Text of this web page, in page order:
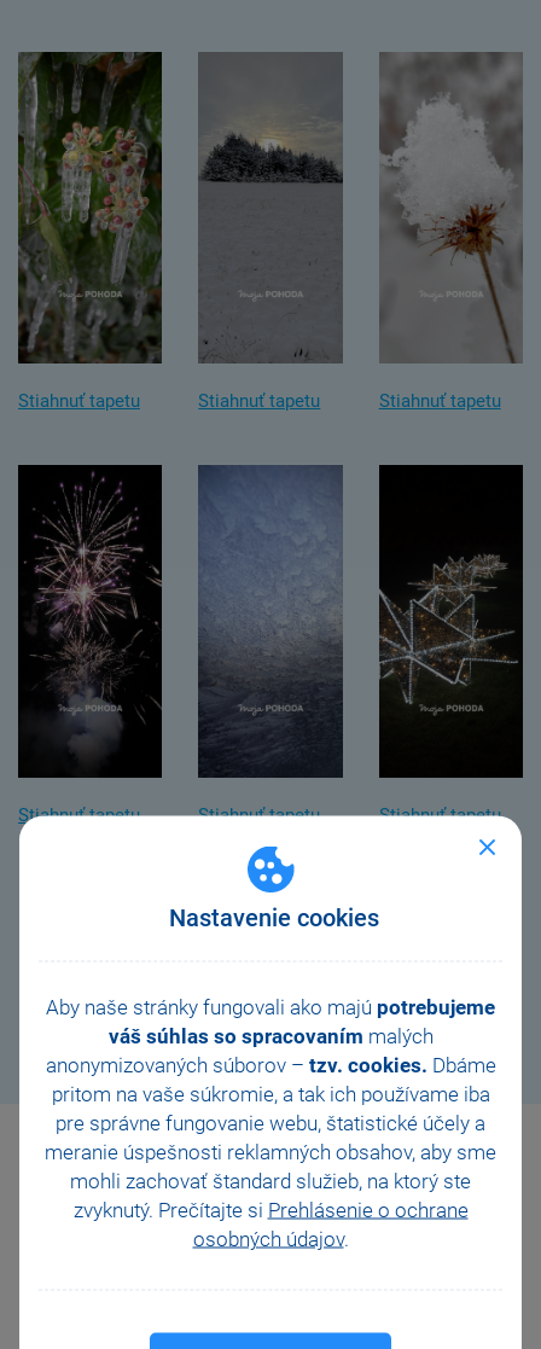
Nastavenie cookies
Aby naše stránky fungovali ako majú potrebujeme
váš súhlas so spracovaním malých
anonymizovaných súborov – tzv. cookies. Dbáme
pritom na vaše súkromie, a tak ich používame iba
pre správne fungovanie webu, štatistické účely a
meranie úspešnosti reklamných obsahov, aby sme
mohli zachovať štandard služieb, na ktorý ste
zvyknutý. Prečítajte si Prehlásenie o ochrane
osobných údajov.
Stiahnuť tapetu Stiahnuť tapetu Stiahnuť tapetu
Stiahnuť tapetu Stiahnuť tapetu Stiahnuť tapetu
PC tapety na plochu